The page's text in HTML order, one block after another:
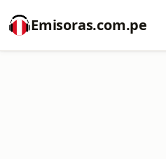
Emisoras.com.pe